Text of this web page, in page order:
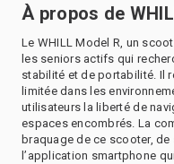
À propos de
Le WHILL Model R, un
les seniors actifs qui
stabilité et de portabilité. Il
limitée dans les
utilisateurs la liberté de
espaces encombrés. La
braquage de ce scooter,
l’application smartphone